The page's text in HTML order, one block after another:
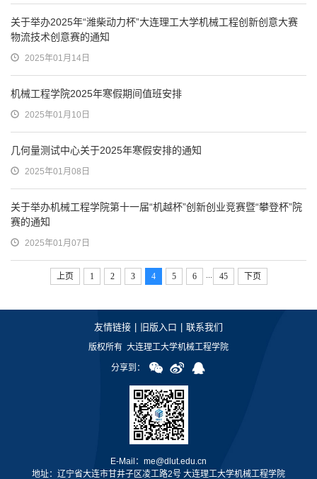
关于举办2025年“潍柴动力杯”大连理工大学机械工程创新创意大赛
物流技术创意赛的通知
2025年01月14日
机械工程学院2025年寒假期间值班安排
2025年01月10日
几何量测试中心关于2025年寒假安排的通知
2025年01月08日
关于举办机械工程学院第十一届“机越杯”创新创业竞赛暨“攀登杯”院
赛的通知
2025年01月07日
上页 1 2 3 4 5 6 ... 45 下页
友情链接 | 旧版入口 | 联系我们
版权所有 大连理工大学机械工程学院
分享到：
E-Mail：me@dlut.edu.cn
地址：辽宁省大连市甘井子区凌工路2号 大连理工大学机械工程学院